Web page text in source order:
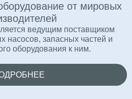
от мировых
ведущим поставщиком
насосов, запасных частей и
оборудования к ним.